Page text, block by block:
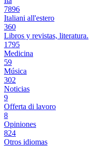
7896
Italiani all'estero
360
Libros y revistas, literatura.
1795
Medicina
59
Música
302
Noticias
9
Offerta di lavoro
8
Opiniones
824
Otros idiomas